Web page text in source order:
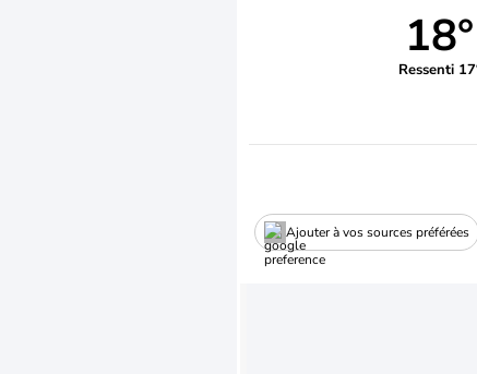
18°
Ressenti
Ajouter à vos sources préférées